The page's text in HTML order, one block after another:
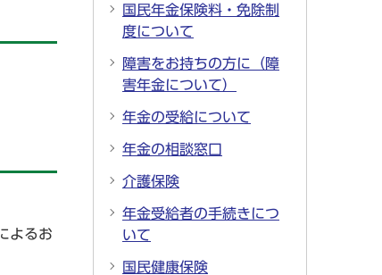
よるお
国民年金保険料・免除制
度について
障害をお持ちの方に（障
害年金について）
年金の受給について
年金の相談窓口
介護保険
年金受給者の手続きにつ
いて
国民健康保険